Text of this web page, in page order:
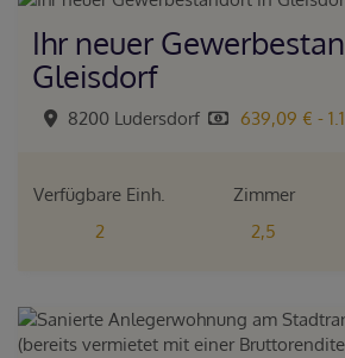
Ihr neuer
Gleisdorf
8200 Ludersdorf 639,09 € -
Verfügbare Einh.
2
Zimmer
2,5